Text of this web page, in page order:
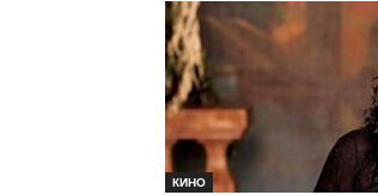
КИНО